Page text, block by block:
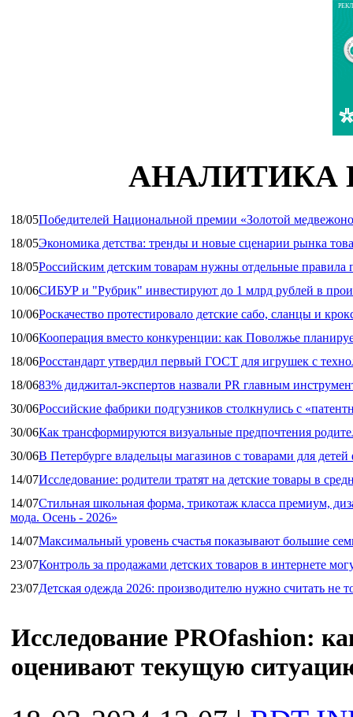
АНАЛИТИКА
18/05Победителей Национальной премии «Золотой
18/05Экономика детства: тренды и новые сценарии рынка
18/05Российским детским товарам нужны отдельные правила
10/06СИБУР и "Рубрик" инвестируют до 1 млрд рублей в
10/06Роскачество протестировало детские сабо, сланцы и
10/06Кооперация вместо конкуренции: как Поволжье
18/06Росстандарт утвердил первый ГОСТ для игрушек с
18/0683% диджитал‑экспертов назвали PR главным
30/06Российские фабрики подгузников столкнулись с
30/06Как трансформируются визуальные предпочтения
30/06В Петербурге владельцы магазинов с товарами для
14/07Исследование: родители тратят на детские товары в
14/07Стильная школьная форма, трикотаж класса премиум,
мода. Осень - 2026»
14/07Максимальный уровень счастья показывают большие
23/07Контроль за продажами детских товаров в интернете
23/07Детская одежда 2026: производителю нужно считать не
Исследование PROfashion:
оценивают текущую